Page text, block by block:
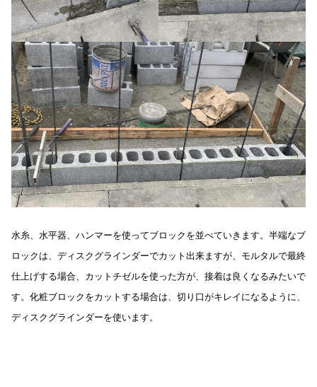
水糸、水平器、ハンマーを使ってブロックを並べていきます。半端なブ
ロックは、ディスクグラインダーでカット出来ますが、モルタルで最終
仕上げする場合、カットチゼルを使った方が、接着は良くなるみたいで
す。化粧ブロックをカットする場合は、切り口がキレイになるように、
ディスクグラインダーを使います。